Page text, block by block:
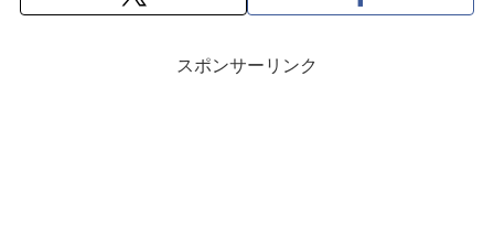
スポンサーリンク